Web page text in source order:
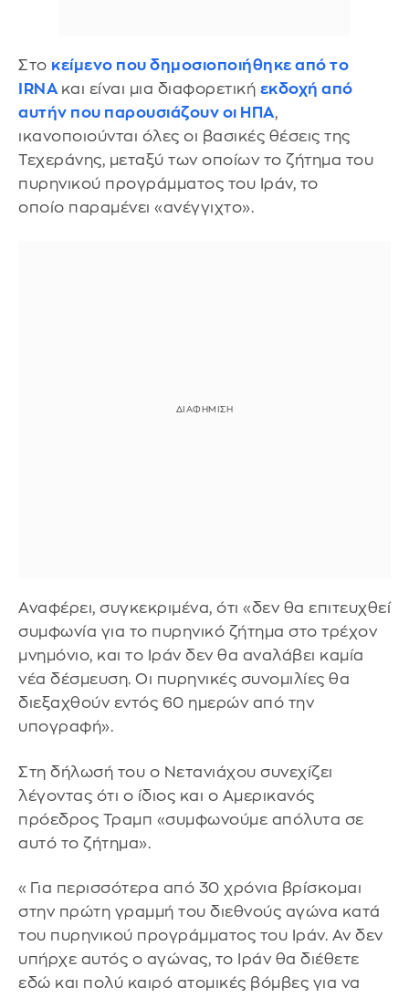
Στο κείμενο που δημοσιοποιήθηκε από το
IRNA και είναι μια διαφορετική εκδοχή από
αυτήν που παρουσιάζουν οι ΗΠΑ,
ικανοποιούνται όλες οι βασικές θέσεις της
Τεχεράνης, μεταξύ των οποίων το ζήτημα του
πυρηνικού προγράμματος του Ιράν, το
οποίο παραμένει «ανέγγιχτο».
Αναφέρει, συγκεκριμένα, ότι «δεν θα επιτευχθεί
συμφωνία για το πυρηνικό ζήτημα στο τρέχον
μνημόνιο, και το Ιράν δεν θα αναλάβει καμία
νέα δέσμευση. Οι πυρηνικές συνομιλίες θα
διεξαχθούν εντός 60 ημερών από την
υπογραφή».
Στη δήλωσή του ο Νετανιάχου συνεχίζει
λέγοντας ότι ο ίδιος και ο Αμερικανός
πρόεδρος Τραμπ «συμφωνούμε απόλυτα σε
αυτό το ζήτημα».
«Για περισσότερα από 30 χρόνια βρίσκομαι
στην πρώτη γραμμή του διεθνούς αγώνα κατά
του πυρηνικού προγράμματος του Ιράν. Αν δεν
υπήρχε αυτός ο αγώνας, το Ιράν θα διέθετε
εδώ και πολύ καιρό ατομικές βόμβες για να